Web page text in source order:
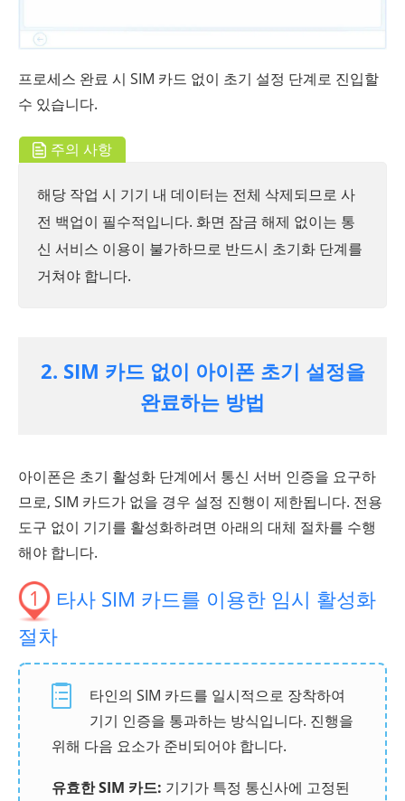
프로세스 완료 시 SIM 카드 없이 초기 설정 단계로 진입할
수 있습니다.
주의 사항
해당 작업 시 기기 내 데이터는 전체 삭제되므로 사
전 백업이 필수적입니다. 화면 잠금 해제 없이는 통
신 서비스 이용이 불가하므로 반드시 초기화 단계를
거쳐야 합니다.
2. SIM 카드 없이 아이폰 초기 설정을
완료하는 방법
아이폰은 초기 활성화 단계에서 통신 서버 인증을 요구하
므로, SIM 카드가 없을 경우 설정 진행이 제한됩니다. 전용
도구 없이 기기를 활성화하려면 아래의 대체 절차를 수행
해야 합니다.
1
타사 SIM 카드를 이용한 임시 활성화
절차
타인의 SIM 카드를 일시적으로 장착하여
기기 인증을 통과하는 방식입니다. 진행을
위해 다음 요소가 준비되어야 합니다.
유효한 SIM 카드: 기기가 특정 통신사에 고정된